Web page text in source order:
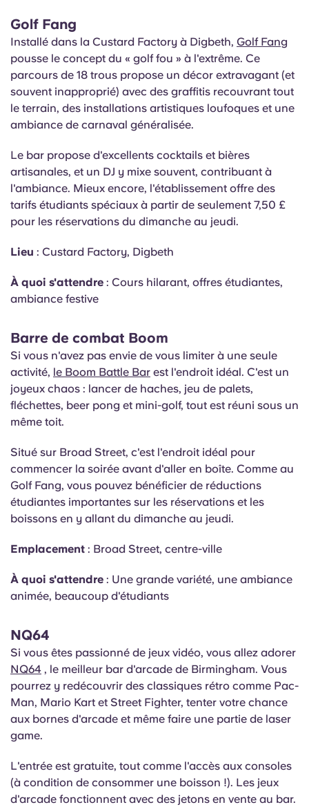
Golf Fang
Installé dans la Custard Factory à Digbeth, Golf Fang
pousse le concept du « golf fou » à l'extrême. Ce
parcours de 18 trous propose un décor extravagant (et
souvent inapproprié) avec des graffitis recouvrant tout
le terrain, des installations artistiques loufoques et une
ambiance de carnaval généralisée.
Le bar propose d'excellents cocktails et bières
artisanales, et un DJ y mixe souvent, contribuant à
l'ambiance. Mieux encore, l'établissement offre des
tarifs étudiants spéciaux à partir de seulement 7,50 £
pour les réservations du dimanche au jeudi.
Lieu : Custard Factory, Digbeth
À quoi s'attendre : Cours hilarant, offres étudiantes,
ambiance festive
Barre de combat Boom
Si vous n'avez pas envie de vous limiter à une seule
activité, le Boom Battle Bar est l'endroit idéal. C'est un
joyeux chaos : lancer de haches, jeu de palets,
fléchettes, beer pong et mini-golf, tout est réuni sous un
même toit.
Situé sur Broad Street, c'est l'endroit idéal pour
commencer la soirée avant d'aller en boîte. Comme au
Golf Fang, vous pouvez bénéficier de réductions
étudiantes importantes sur les réservations et les
boissons en y allant du dimanche au jeudi.
Emplacement : Broad Street, centre-ville
À quoi s'attendre : Une grande variété, une ambiance
animée, beaucoup d'étudiants
NQ64
Si vous êtes passionné de jeux vidéo, vous allez adorer
NQ64 , le meilleur bar d'arcade de Birmingham. Vous
pourrez y redécouvrir des classiques rétro comme Pac-
Man, Mario Kart et Street Fighter, tenter votre chance
aux bornes d'arcade et même faire une partie de laser
game.
L'entrée est gratuite, tout comme l'accès aux consoles
(à condition de consommer une boisson !). Les jeux
d'arcade fonctionnent avec des jetons en vente au bar.